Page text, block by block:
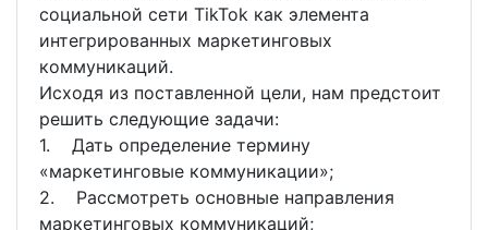
социальной сети TikTok как элемента
интегрированных маркетинговых
коммуникаций.
Исходя из поставленной цели, нам предстоит
решить следующие задачи:
1. Дать определение термину
«маркетинговые коммуникации»;
2. Рассмотреть основные направления
маркетинговых коммуникаций;